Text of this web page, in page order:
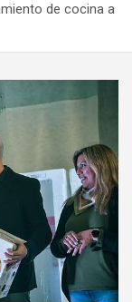
de cocina a